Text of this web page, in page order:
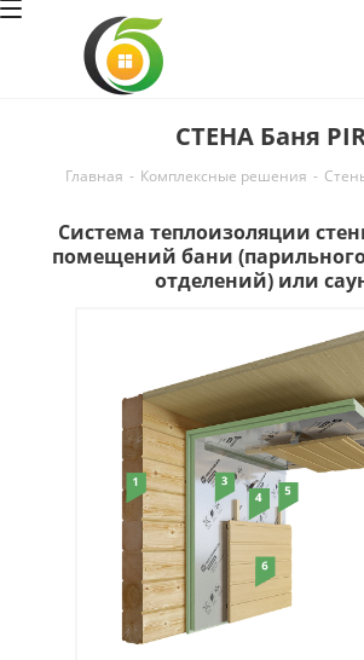
СТЕНА Баня
Главная - Комплексные решения -
Система теплоизоляции
помещений бани
отделений) или